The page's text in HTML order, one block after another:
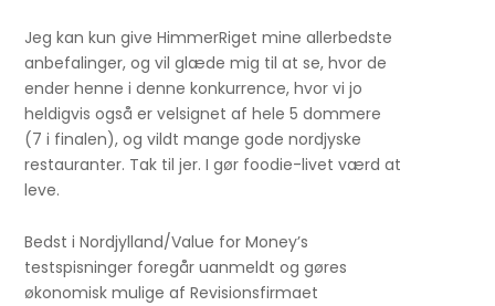
Jeg kan kun give HimmerRiget mine allerbedste
anbefalinger, og vil glæde mig til at se, hvor de
ender henne i denne konkurrence, hvor vi jo
heldigvis også er velsignet af hele 5 dommere
(7 i finalen), og vildt mange gode nordjyske
restauranter. Tak til jer. I gør foodie-livet værd at
leve.
Bedst i Nordjylland/Value for Money’s
testspisninger foregår uanmeldt og gøres
økonomisk mulige af Revisionsfirmaet